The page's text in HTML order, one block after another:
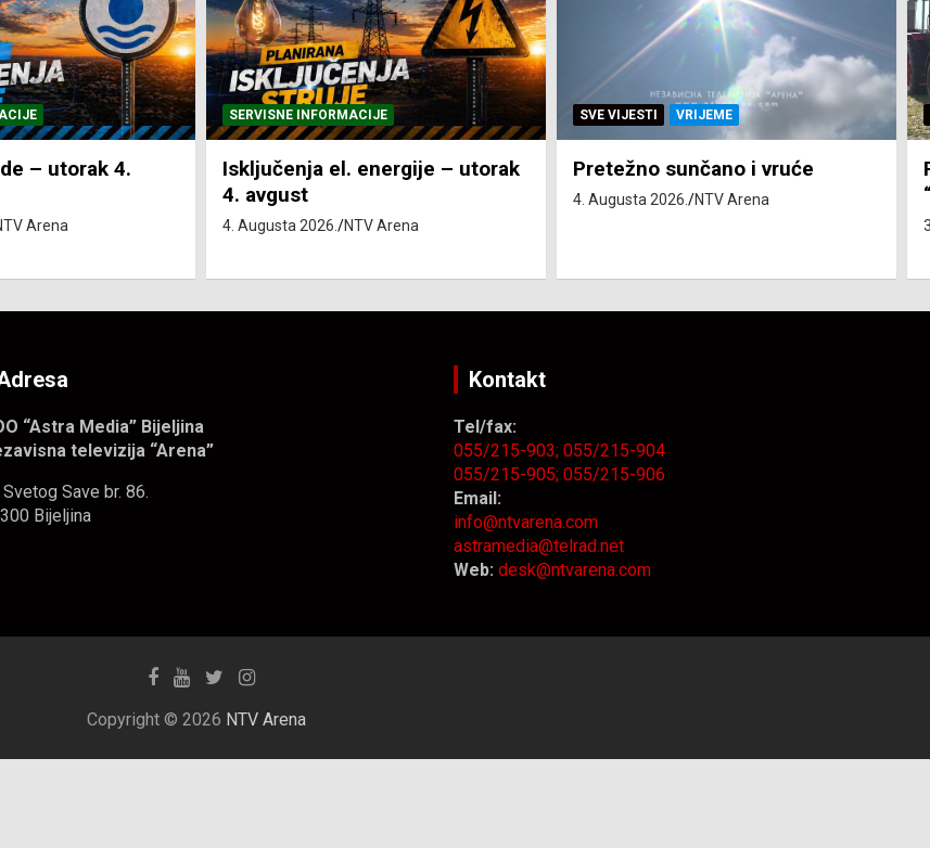
– utorak
Arena
SVE VIJESTI VRIJEME
Pretežno sunčano i vruće
4. Augusta 2026.
SVE VIJESTI ZEMLJA
Pravo na subvenciju za traktor
“Belarus” ostvarila 84 korisnika
“Astra Media” Bijeljina
televizija “Arena”
Svetog Save br. 86.
Bijeljina
Kontakt
Tel/fax:
055/215-903;055/215-904
055/215-905;055/215-906
Email:
info@ntvarena.com
astramedia@telrad.net
Web: desk@ntvarena.com
Copyright © 2026 NTV Arena